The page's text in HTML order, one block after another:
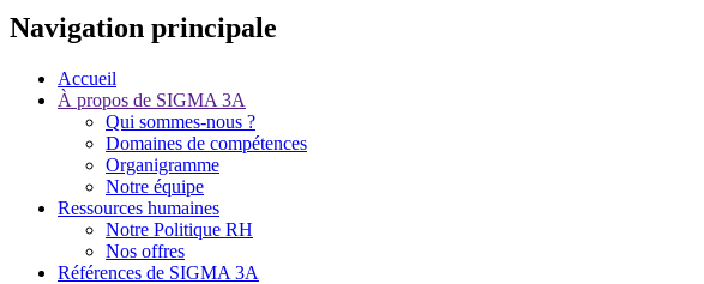
Navigation principale
Accueil
À propos de SIGMA 3A
Qui sommes-nous ?
Domaines de compétences
Organigramme
Notre équipe
Ressources humaines
Notre Politique RH
Nos offres
Références de SIGMA 3A